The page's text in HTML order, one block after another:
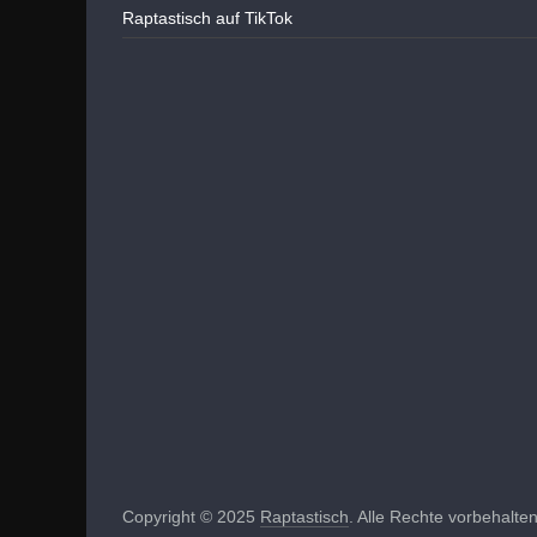
Raptastisch auf TikTok
Copyright © 2025 Raptastisch . Alle Rechte